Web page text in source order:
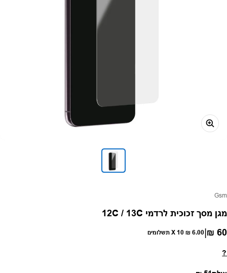
ספק:
Gsm
מגן מסך זכוכית לרדמי 12C / 13C
מחיר רגיל
60 ₪
|
6.00 ₪ X 10 תשלומים
?